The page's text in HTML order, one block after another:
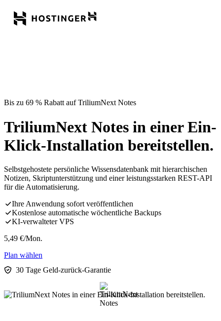
Bis zu 69 % Rabatt auf TriliumNext Notes
TriliumNext Notes in einer Ein-
Klick-Installation bereitstellen.
Selbstgehostete persönliche Wissensdatenbank mit hierarchischen
Notizen, Skriptunterstützung und einer leistungsstarken REST-API
für die Automatisierung.
Ihre Anwendung sofort veröffentlichen
Kostenlose automatische wöchentliche Backups
KI-verwalteter VPS
5,49 €/Mon.
Plan wählen
30 Tage Geld-zurück-Garantie